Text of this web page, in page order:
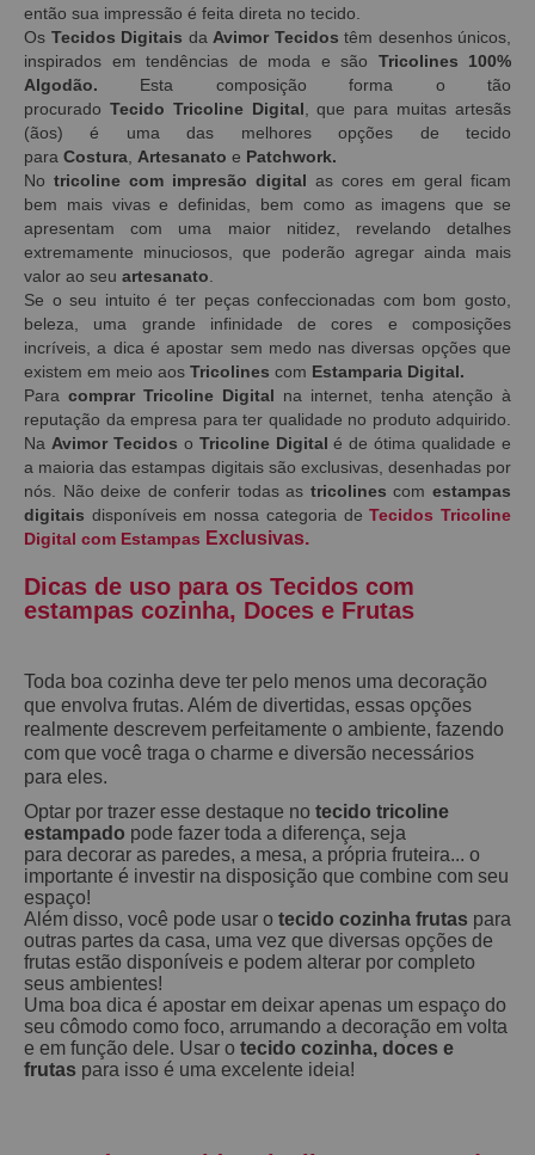
então sua impressão é feita direta no tecido.
Os Tecidos Digitais da Avimor Tecidos têm desenhos únicos,
inspirados em tendências de moda e são Tricolines 100%
Algodão. Esta composição forma o tão
procurado Tecido Tricoline Digital , que para muitas artesãs
(ãos) é uma das melhores opções de tecido
para Costura Artesanato e Patchwork.
No tricoline com impresão digital as cores em geral ficam
bem mais vivas e definidas, bem como as imagens que se
apresentam com uma maior nitidez, revelando detalhes
extremamente minuciosos, que poderão agregar ainda mais
valor ao seu artesanato
Se o seu intuito é ter peças confeccionadas com bom gosto,
beleza, uma grande infinidade de cores e composições
incríveis, a dica é apostar sem medo nas diversas opções que
existem em meio aos Tricolines com Estamparia Digital.
Para comprar Tricoline Digital na internet, tenha atenção à
reputação da empresa para ter qualidade no produto adquirido.
Na Avimor Tecidos o Tricoline Digital é de ótima qualidade e
a maioria das estampas digitais são exclusivas, desenhadas por
nós. Não deixe de conferir todas as tricolinescomestampas
digitais disponíveis em nossa categoria deTecidos Tricoline
Digital com Estampas Exclusivas.
Dicas de uso para os Tecidos com
estampas cozinha, Doces e Frutas
Toda boa cozinha deve ter pelo menos uma decoração
que envolva frutas. Além de divertidas, essas opções
realmente descrevem perfeitamente o ambiente, fazendo
com que você traga o charme e diversão necessários
para eles.
Optar por trazer esse destaque no tecido tricoline
estampado pode fazer toda a diferença, seja
para decorar as paredes, a mesa, a própria fruteira... o
importante é investir na disposição que combine com seu
espaço!
Além disso, você pode usar o tecido cozinha frutas para
outras partes da casa, uma vez que diversas opções de
frutas estão disponíveis e podem alterar por completo
seus ambientes!
Uma boa dica é apostar em deixar apenas um espaço do
seu cômodo como foco, arrumando a decoração em volta
e em função dele. Usar o tecido cozinha, doces e
frutas para isso é uma excelente ideia!